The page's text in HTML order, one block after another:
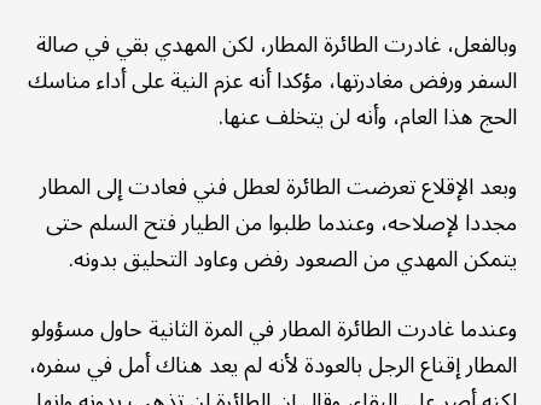
وبالفعل، غادرت الطائرة المطار، لكن المهدي بقي في صالة
السفر ورفض مغادرتها، مؤكدا أنه عزم النية على أداء مناسك
الحج هذا العام، وأنه لن يتخلف عنها.
وبعد الإقلاع تعرضت الطائرة لعطل فني فعادت إلى المطار
مجددا لإصلاحه، وعندما طلبوا من الطيار فتح السلم حتى
يتمكن المهدي من الصعود رفض وعاود التحليق بدونه.
وعندما غادرت الطائرة المطار في المرة الثانية حاول مسؤولو
المطار إقناع الرجل بالعودة لأنه لم يعد هناك أمل في سفره،